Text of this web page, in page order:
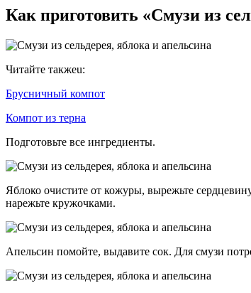
Как приготовить «Смузи из
Читайте такжеu:
Брусничный компот
Компот из терна
Подготовьте все ингредиенты.
Яблоко очистите от кожуры, вырежьте
нарежьте кружочками.
Апельсин помойте, выдавите сок. Для смузи